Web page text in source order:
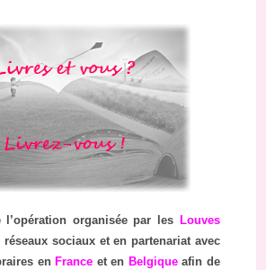
l’opération organisée par les Louves
sociaux et en partenariat avec
en France et en Belgiqueafin de